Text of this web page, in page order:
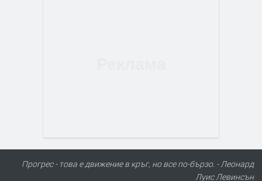
Прогрес - това е движение в кръг, но все по-бързо. - Леонард
Луис Левинсън